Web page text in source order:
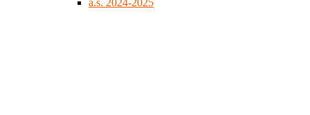
a.s. 2024-2025